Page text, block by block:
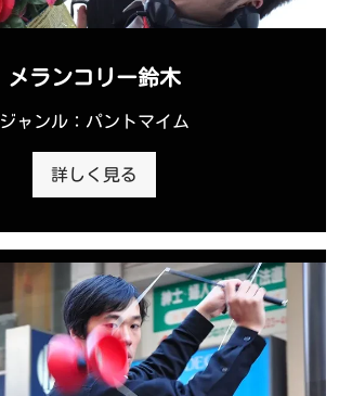
メランコリー鈴木
ジャンル：パントマイム
詳しく見る